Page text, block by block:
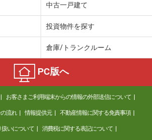
中古一戸建て
投資物件を探す
倉庫/トランクルーム
PC版へ
お客さまご利用端末からの情報の外部送信について
流れ 情報提供元 不動産情報に関する免責事項
いについて 消費税に関する表記について